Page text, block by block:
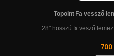
Topoint Fa vessző
28" hosszú fa vesző lemez
700